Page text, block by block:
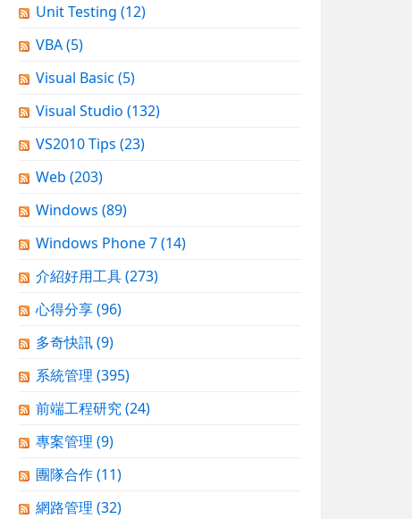
Unit Testing (12)
VBA(5)
Visual Basic (5)
Visual Studio (132)
VS2010 Tips (23)
Web (203)
Windows (89)
Windows Phone 7(14)
介紹好用工具(273)
心得分享(96)
多奇快訊(9)
系統管理 (395)
前端工程研究(24)
專案管理 (9)
團隊合作(11)
網路管理 (32)